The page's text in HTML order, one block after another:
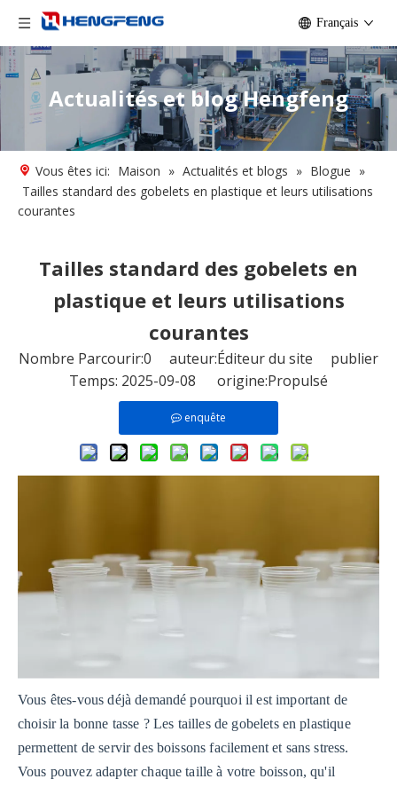
Français
Actualités et blog Hengfeng
Vous êtes ici: Maison » Actualités et blogs » Blogue »
Tailles standard des gobelets en plastique et leurs utilisations
courantes
Tailles standard des gobelets en
plastique et leurs utilisations
courantes
Nombre Parcourir:0 auteur:Éditeur du site publier
Temps: 2025-09-08 origine:Propulsé
enquête
Vous êtes-vous déjà demandé pourquoi il est important de
choisir la bonne tasse ? Les tailles de gobelets en plastique
permettent de servir des boissons facilement et sans stress.
Vous pouvez adapter chaque taille à votre boisson, qu'il